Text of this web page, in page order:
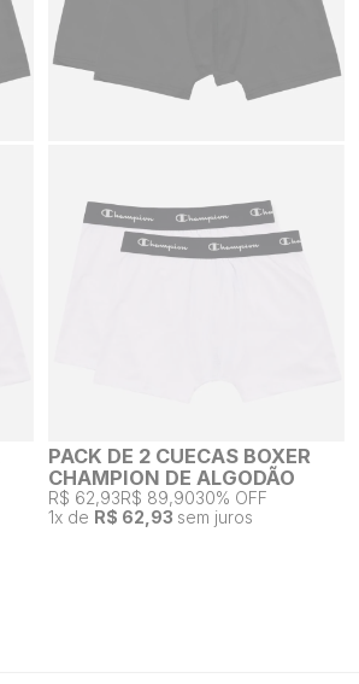
PACK DE 2 CUECAS BOXER
CHAMPION DE ALGODÃO
R$ 62,93R$ 89,9030% OFF
1x de R$ 62,93 sem juros